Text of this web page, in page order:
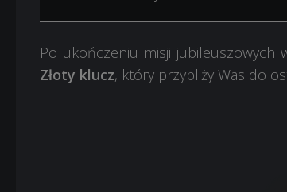
Po ukończeniu misji jubileuszowych
Złoty klucz, który przybliży Was do